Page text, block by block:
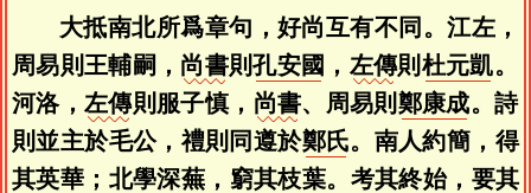
大抵南北所爲章句，好尚互有不同。江左，
周易則王輔嗣， 尚書則孔安國 ， 左傳則 杜元凱。
河洛，左傳則服子慎， 尚書、周易則 鄭康成。詩
則並主於毛公，禮則同遵於鄭氏。南人約簡，得
其英華；北學深蕪，窮其枝葉。考其終始，要其